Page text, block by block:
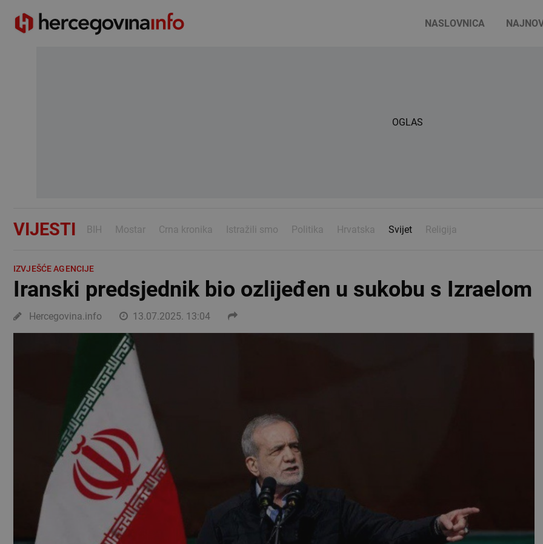
NASLOVNICA
OGLAS
VIJESTI BIH Mostar Crna kronika Istražili smo Politika Hrvatska Svijet Religija
IZVJEŠĆE AGENCIJE
Iranski predsjednik bio ozlijeđen u sukobu s Izraelom
Hercegovina.info 13.07.2025. 13:04